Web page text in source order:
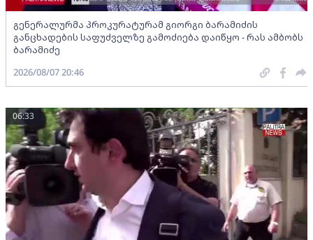
გენერალურმა პროკურატურამ გიორგი ბარამიძის
განცხადების საფუძველზე გამოძიება დაიწყო - რას ამბობს
ბარამიძე
2026/08/07 20:46
06:33